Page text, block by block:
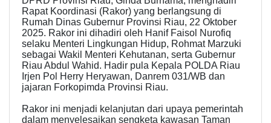
Rapat Koordinasi (Rakor) yang berlangsung di
Rumah Dinas Gubernur Provinsi Riau, 22 Oktober
2025. Rakor ini dihadiri oleh Hanif Faisol Nurofiq
selaku Menteri Lingkungan Hidup, Rohmat Marzuki
sebagai Wakil Menteri Kehutanan, serta Gubernur
Riau Abdul Wahid. Hadir pula Kepala POLDA Riau
Irjen Pol Herry Heryawan, Danrem 031/WB dan
jajaran Forkopimda Provinsi Riau.
Rakor ini menjadi kelanjutan dari upaya pemerintah
dalam menyelesaikan sengketa kawasan Taman